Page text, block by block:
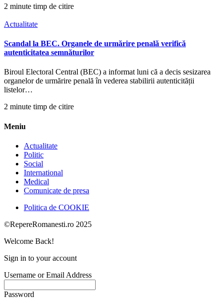
2 minute timp de citire
Actualitate
Scandal la BEC. Organele de urmărire penală verifică
autenticitatea semnăturilor
Biroul Electoral Central (BEC) a informat luni că a decis sesizarea
organelor de urmărire penală în vederea stabilirii autenticității
listelor…
2 minute timp de citire
Meniu
Actualitate
Politic
Social
International
Medical
Comunicate de presa
Politica de COOKIE
©RepereRomanesti.ro 2025
Welcome Back!
Sign in to your account
Username or Email Address
Password